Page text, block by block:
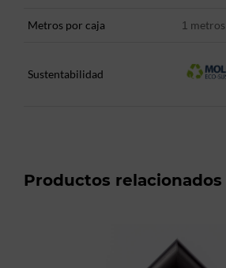
Metros por caja 1 metros
Sustentabilidad
Productos relacionados